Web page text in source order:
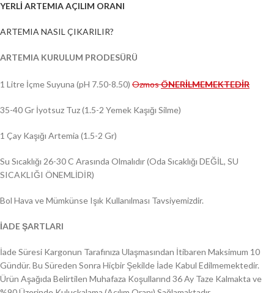
YERLİ ARTEMIA AÇILIM ORANI
ARTEMIA NASIL ÇIKARILIR?
ARTEMIA KURULUM PRODESÜRÜ
1 Litre İçme Suyuna (pH 7.50-8.50) OzmosÖNERİLMEMEKTEDİR
35-40 Gr İyotsuz Tuz (1.5-2 Yemek Kaşığı Silme)
1 Çay Kaşığı Artemia (1.5-2 Gr)
Su Sıcaklığı 26-30 C Arasında Olmalıdır (Oda Sıcaklığı DEĞİL, SU
SICAKLIĞI ÖNEMLİDİR)
Bol Hava ve Mümkünse Işık Kullanılması Tavsiyemizdir.
İADE ŞARTLARI
İade Süresi Kargonun Tarafınıza Ulaşmasından İtibaren Maksimum 10
Gündür. Bu Süreden Sonra Hiçbir Şekilde İade Kabul Edilmemektedir.
Ürün Aşağıda Belirtilen Muhafaza Koşullarınd 36 Ay Taze Kalmakta ve